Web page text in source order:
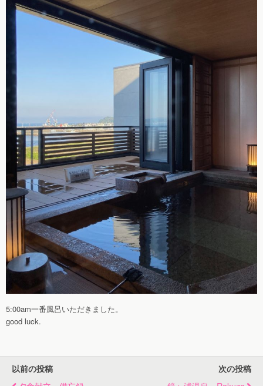
5:00am一番風呂いただきました。
good luck.
以前の投稿 次の投稿